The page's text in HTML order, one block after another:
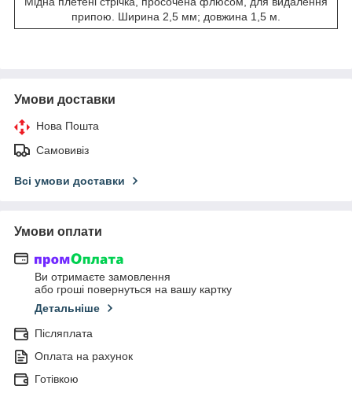
припою. Ширина 2,5 мм; довжина 1,5 м.
Умови доставки
Нова Пошта
Самовивіз
Всі умови доставки
Умови оплати
Ви отримаєте замовлення
або гроші повернуться на вашу картку
Детальніше
Післяплата
Оплата на рахунок
Готівкою